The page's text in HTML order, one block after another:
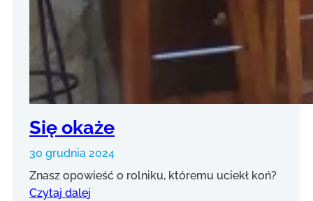
Się okaże
30 grudnia 2024
Znasz opowieść o rolniku, któremu uciekł koń?
Czytaj dalej